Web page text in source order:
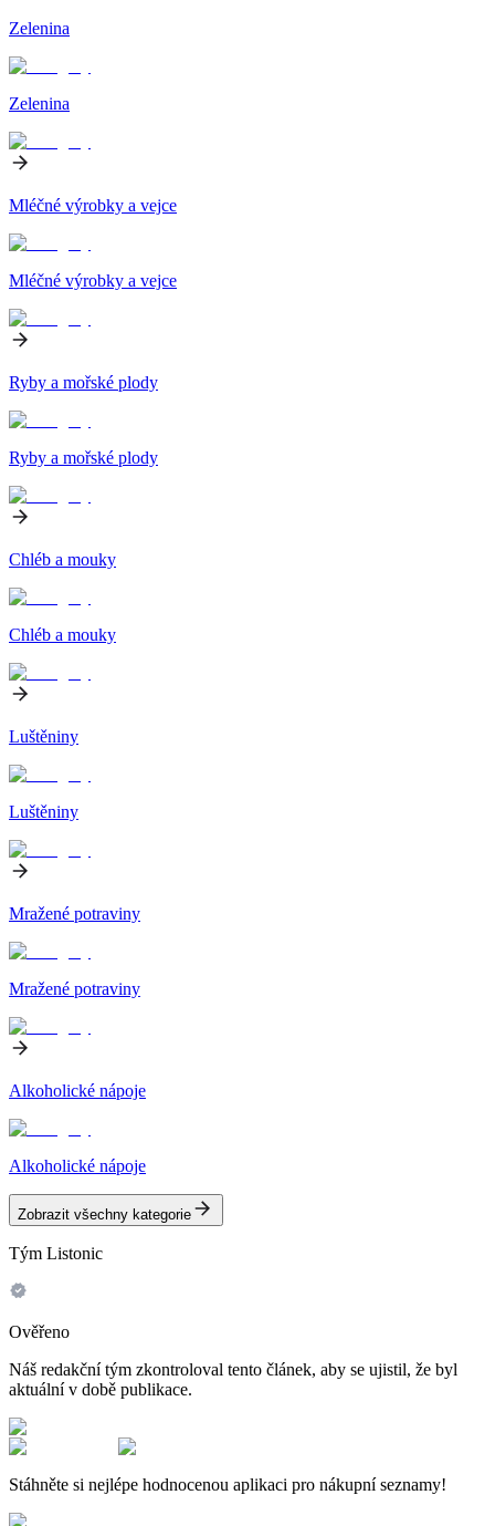
Zelenina
Zelenina
Mléčné výrobky a vejce
Mléčné výrobky a vejce
Ryby a mořské plody
Ryby a mořské plody
Chléb a mouky
Chléb a mouky
Luštěniny
Luštěniny
Mražené potraviny
Mražené potraviny
Alkoholické nápoje
Alkoholické nápoje
Zobrazit všechny kategorie
Tým Listonic
Ověřeno
Náš redakční tým zkontroloval tento článek, aby se ujistil, že byl
aktuální v době publikace.
Stáhněte si nejlépe hodnocenou aplikaci pro nákupní seznamy!